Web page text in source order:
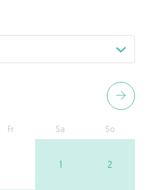
Fr Sa So
1 2